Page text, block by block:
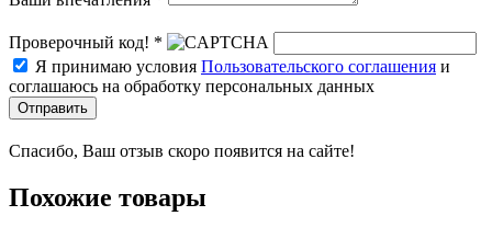
Проверочный код! *
Я принимаю условия Пользовательского соглашения и
соглашаюсь на обработку персональных данных
Отправить
Спасибо, Ваш отзыв скоро появится на сайте!
Похожие товары